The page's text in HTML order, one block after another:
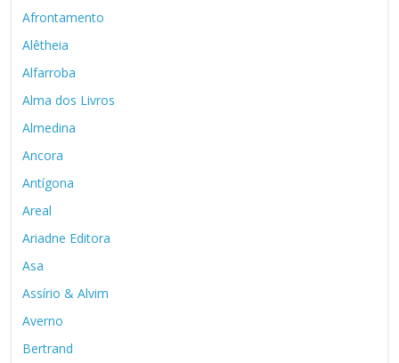
Afrontamento
Alêtheia
Alfarroba
Alma dos Livros
Almedina
Ancora
Antígona
Areal
Ariadne Editora
Asa
Assírio & Alvim
Averno
Bertrand